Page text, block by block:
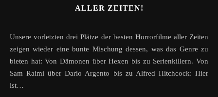
ALLER ZEITEN!
Unsere vorletzten drei Plätze der besten Horrorfilme aller Zeiten
zeigen wieder eine bunte Mischung dessen, was das Genre zu
bieten hat: Von Dämonen über Hexen bis zu Serienkillern. Von
Sam Raimi über Dario Argento bis zu Alfred Hitchcock: Hier
ist…